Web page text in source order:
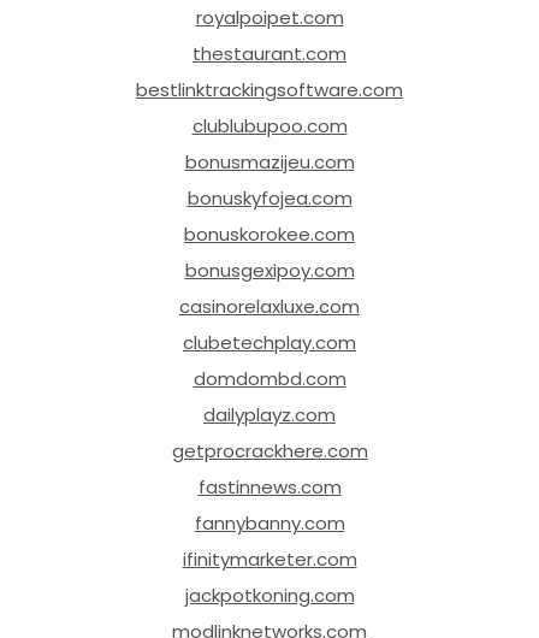
royalpoipet.com
thestaurant.com
bestlinktrackingsoftware.com
clublubupoo.com
bonusmazijeu.com
bonuskyfojea.com
bonuskorokee.com
bonusgexipoy.com
casinorelaxluxe.com
clubetechplay.com
domdombd.com
dailyplayz.com
getprocrackhere.com
fastinnews.com
fannybanny.com
ifinitymarketer.com
jackpotkoning.com
modlinknetworks.com